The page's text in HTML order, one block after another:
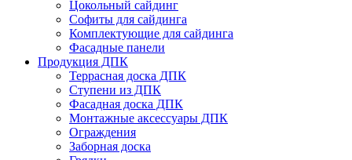
Цокольный сайдинг
Софиты для сайдинга
Комплектующие для сайдинга
Фасадные панели
Продукция ДПК
Террасная доска ДПК
Ступени из ДПК
Фасадная доска ДПК
Монтажные аксессуары ДПК
Ограждения
Заборная доска